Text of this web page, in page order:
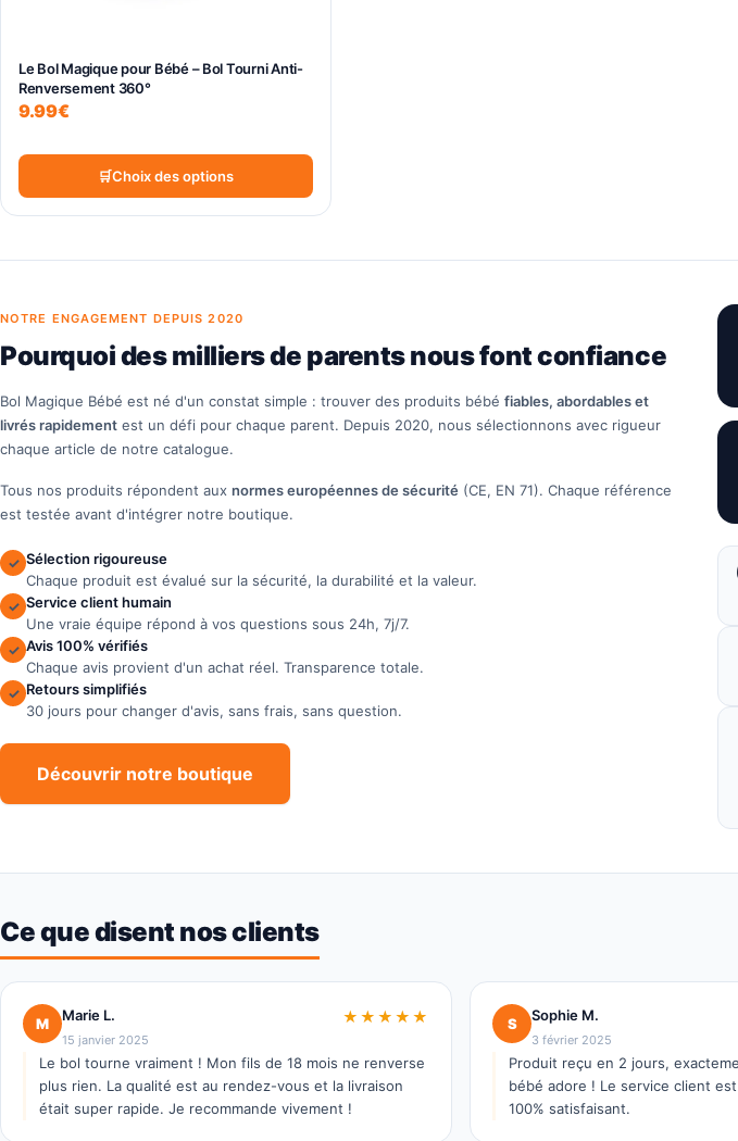
Le Bol Magique pour Bébé – Bol Tourni Anti-
Renversement 360°
9.99€
Choix des options
produit
NOTRE ENGAGEMENT DEPUIS 2020
Pourquoi des milliers de parents nous font confiance
Bol Magique Bébé est né d'un constat simple : trouver des produits bébé fiables, abordables et
livrés rapidement est un défi pour chaque parent. Depuis 2020, nous sélectionnons avec rigueur
chaque article de notre catalogue.
Tous nos produits répondent aux normes européennes de sécurité (CE, EN 71). Chaque référence
est testée avant d'intégrer notre boutique.
✓ Sélection rigoureuse
Chaque produit est évalué sur la sécurité, la durabilité et la valeur.
✓ Service client humain
Une vraie équipe répond à vos questions sous 24h, 7j/7.
✓ Avis 100% vérifiés
Chaque avis provient d'un achat réel. Transparence totale.
✓ Retours simplifiés
30 jours pour changer d'avis, sans frais, sans question.
Découvrir notre boutique
Ce que disent nos clients
M Marie L.
15 janvier 2025
★★★★★
Le bol tourne vraiment ! Mon fils de 18 mois ne renverse
plus rien. La qualité est au rendez-vous et la livraison
était super rapide. Je recommande vivement !
S Sophie M.
3 février 2025
Produit reçu en 2 jours,
bébé adore ! Le service client
100% satisfaisant.